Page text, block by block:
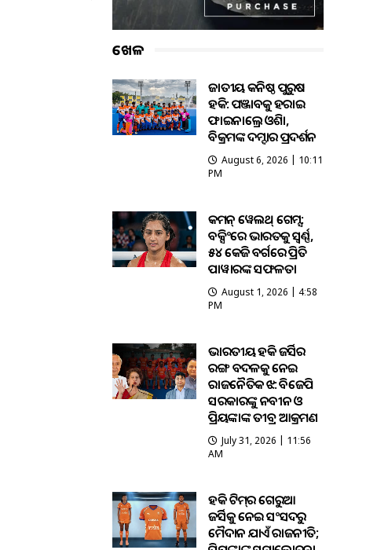
ଖେଳ
ଜାତୀୟ କନିଷ୍ଠ ପୁରୁଷ
ହକି: ପଞ୍ଜାବକୁ ହରାଇ
ଫାଇନାଲ୍ରେ ଓଡ଼ିଶା,
ବିକ୍ରମଙ୍କ ଦମ୍ଦାର ପ୍ରଦର୍ଶନ
August 6, 2026 | 10:11
PM
କମନ୍ ୱେଲଥ୍ ଗେମ୍ସ:
ବକ୍ସିଂରେ ଭାରତକୁ ସ୍ବର୍ଣ୍ଣ,
୫୪ କେଜି ବର୍ଗରେ ପ୍ରିତି
ପାୱାରଙ୍କ ସଫଳତା
August 1, 2026 | 4:58
PM
ଭାରତୀୟ ହକି ଜର୍ସିର
ରଙ୍ଗ ବଦଳକୁ ନେଇ
ରାଜନୈତିକ ଝଡ଼: ବିଜେପି
ସରକାରଙ୍କୁ ନବୀନ ଓ
ପ୍ରିୟଙ୍କାଙ୍କ ତୀବ୍ର ଆକ୍ରମଣ
July 31, 2026 | 11:56
AM
ହକି ଟିମ୍‌ର ଗେରୁଆ
ଜର୍ସିକୁ ନେଇ ସଂସଦରୁ
ମୈଦାନ ଯାଏଁ ରାଜନୀତି;